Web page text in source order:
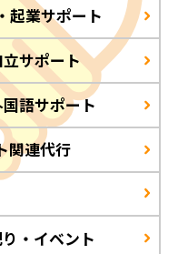
起業サポート
サポート
語サポート
関連代行
・イベント